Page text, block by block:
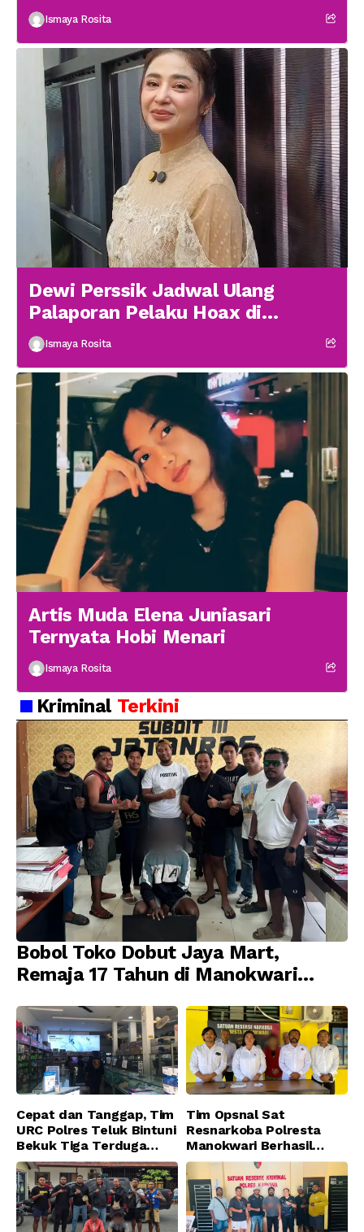
menikah
Ismaya Rosita
Dewi Perssik Jadwal Ulang
Palaporan Pelaku Hoax di
Medsos
Ismaya Rosita
Artis Muda Elena Juniasari
Ternyata Hobi Menari
Ismaya Rosita
Kriminal Terkini
Bobol Toko Dobut Jaya Mart,
Remaja 17 Tahun di Manokwari
Jatanras Polda Papua Barat
Cepat dan Tanggap, Tim
URC Polres Teluk Bintuni
Bekuk Tiga Terduga
Pelaku Pencurian di SMA
Sanawesen
Tim Opsnal Sat
Resnarkoba Polresta
Manokwari Berhasil
Ungkap Kasus Tindak
Pidana Narkotika
Golongan I Jenis Shabu
di SP 4 Distrik Prafi kab.
Manokwari